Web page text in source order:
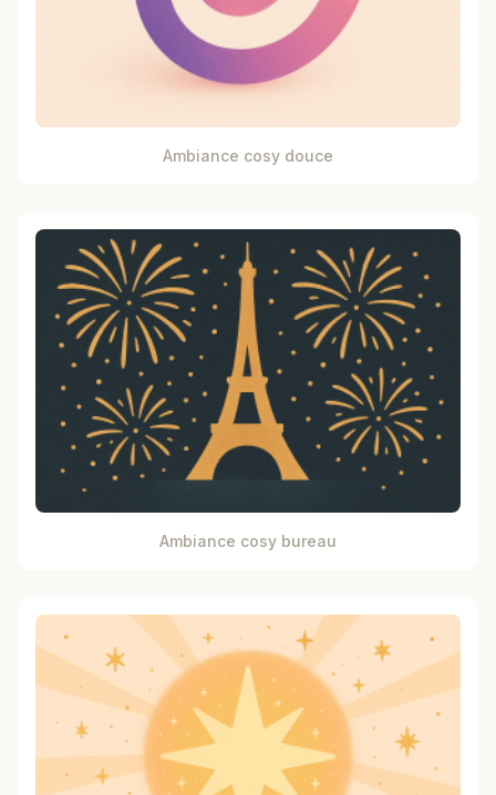
Ambiance cosy douce
Ambiance cosy bureau